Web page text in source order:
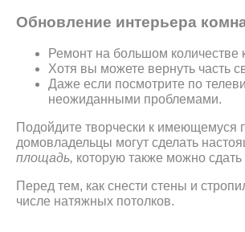
Обновление интерьера
Ремонт на большом
Хотя вы можете вернуть часть
Даже если посмотрите по
неожиданными проблемами.
Подойдите творчески к имеющемуся
домовладельцы могут сделать
площадь, которую также можно сдать
Перед тем, как снести стены и
числе натяжных потолков.